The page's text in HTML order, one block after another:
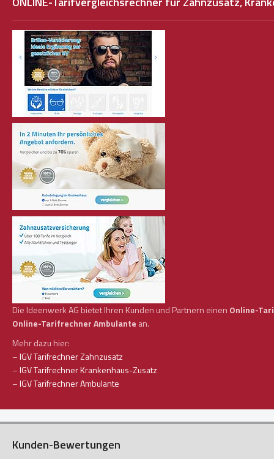
Die Ideenwerk AG bietet Ihren Kunden und Partnern einen Online-
Online-Tarifrechner Ambulante an.
Mehr dazu hier:
–IGV Tarifrechner Zahnzusatz
–IGV Tarifrechner Krankenhaus-Zusatz
–IGV Tarifrechner Ambulante
Kunden-Bewertungen